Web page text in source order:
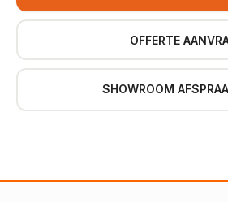
OFFERTE
SHOWROOM